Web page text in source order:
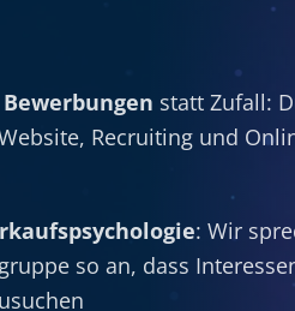
statt Zufall:
Recruiting und
: Wir
so an, dass